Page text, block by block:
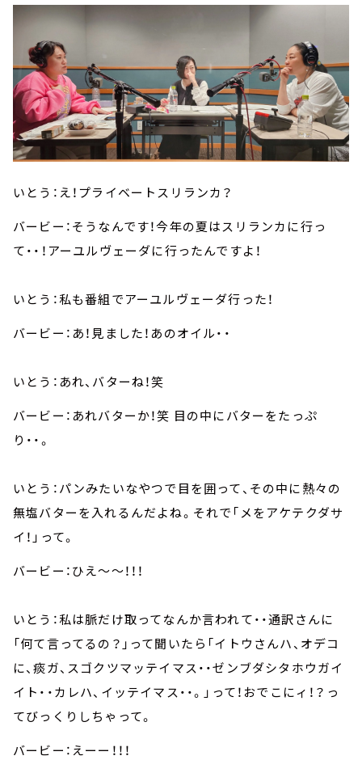
いとう：え！プライベートスリランカ？
バービー：そうなんです！今年の夏はスリランカに行っ
て・・！アーユルヴェーダに行ったんですよ！
いとう：私も番組でアーユルヴェーダ行った！
バービー：あ！見ました！あのオイル・・
いとう：あれ、バターね！笑
バービー：あれバターか！笑 目の中にバターをたっぷ
り・・。
いとう：パンみたいなやつで目を囲って、その中に熱々の
無塩バターを入れるんだよね。それで「メをアケテクダサ
イ！」って。
バービー：ひえ～～！！！
いとう：私は脈だけ取ってなんか言われて・・通訳さんに
「何て言ってるの？」って聞いたら「イトウさんハ、オデコ
に、痰ガ、スゴクツマッテイマス・・ゼンブダシタホウガイ
イト・・カレハ、イッテイマス・・。」って！おでこにィ！？っ
てびっくりしちゃって。
バービー：えーー！！！